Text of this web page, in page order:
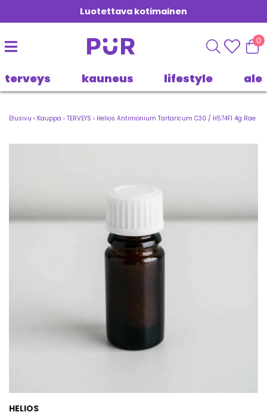
Luotettava kotimainen
0
terveys kauneus lifestyle ale
Etusivu › Kauppa › TERVEYS › Helios Antimonium Tartaricum C30 / H574FI 4g Rae
HELIOS